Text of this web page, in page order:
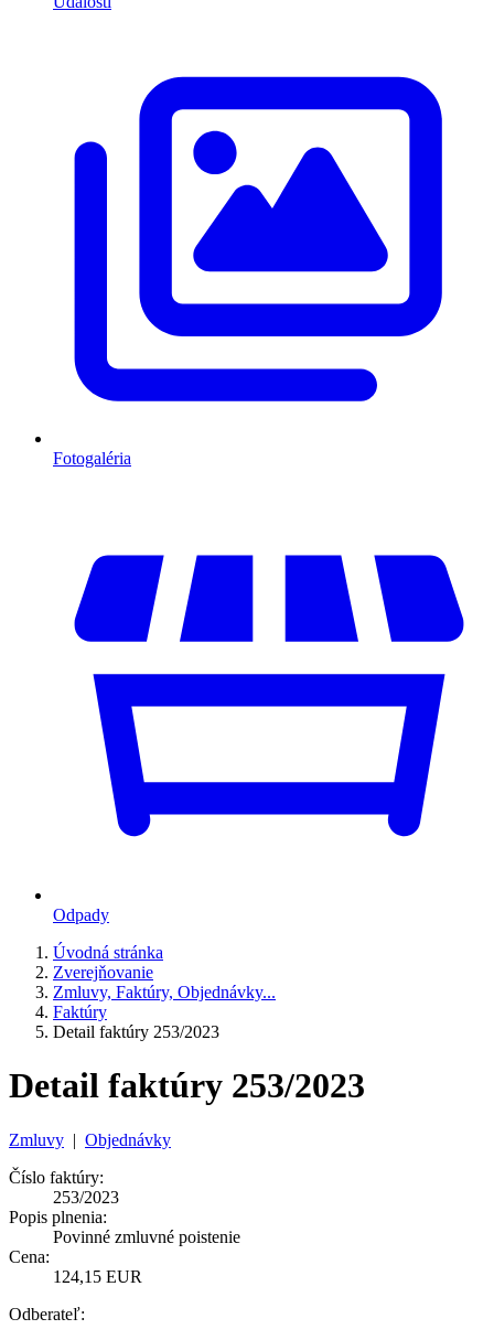
Fotogaléria
Odpady
Úvodná stránka
Zverejňovanie
Zmluvy, Faktúry, Objednávky...
Faktúry
Detail faktúry 253/2023
Detail faktúry 253/2023
Zmluvy | Objednávky
Číslo faktúry:
253/2023
Popis plnenia:
Povinné zmluvné poistenie
Cena:
124,15 EUR
Odberateľ: